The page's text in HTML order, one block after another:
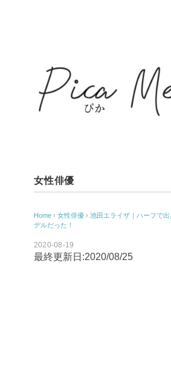
女性俳優
Home › 女性俳優 › 池田エライザ｜ハーフで
デルだった！
2020-08-19
最終更新日:2020/08/25